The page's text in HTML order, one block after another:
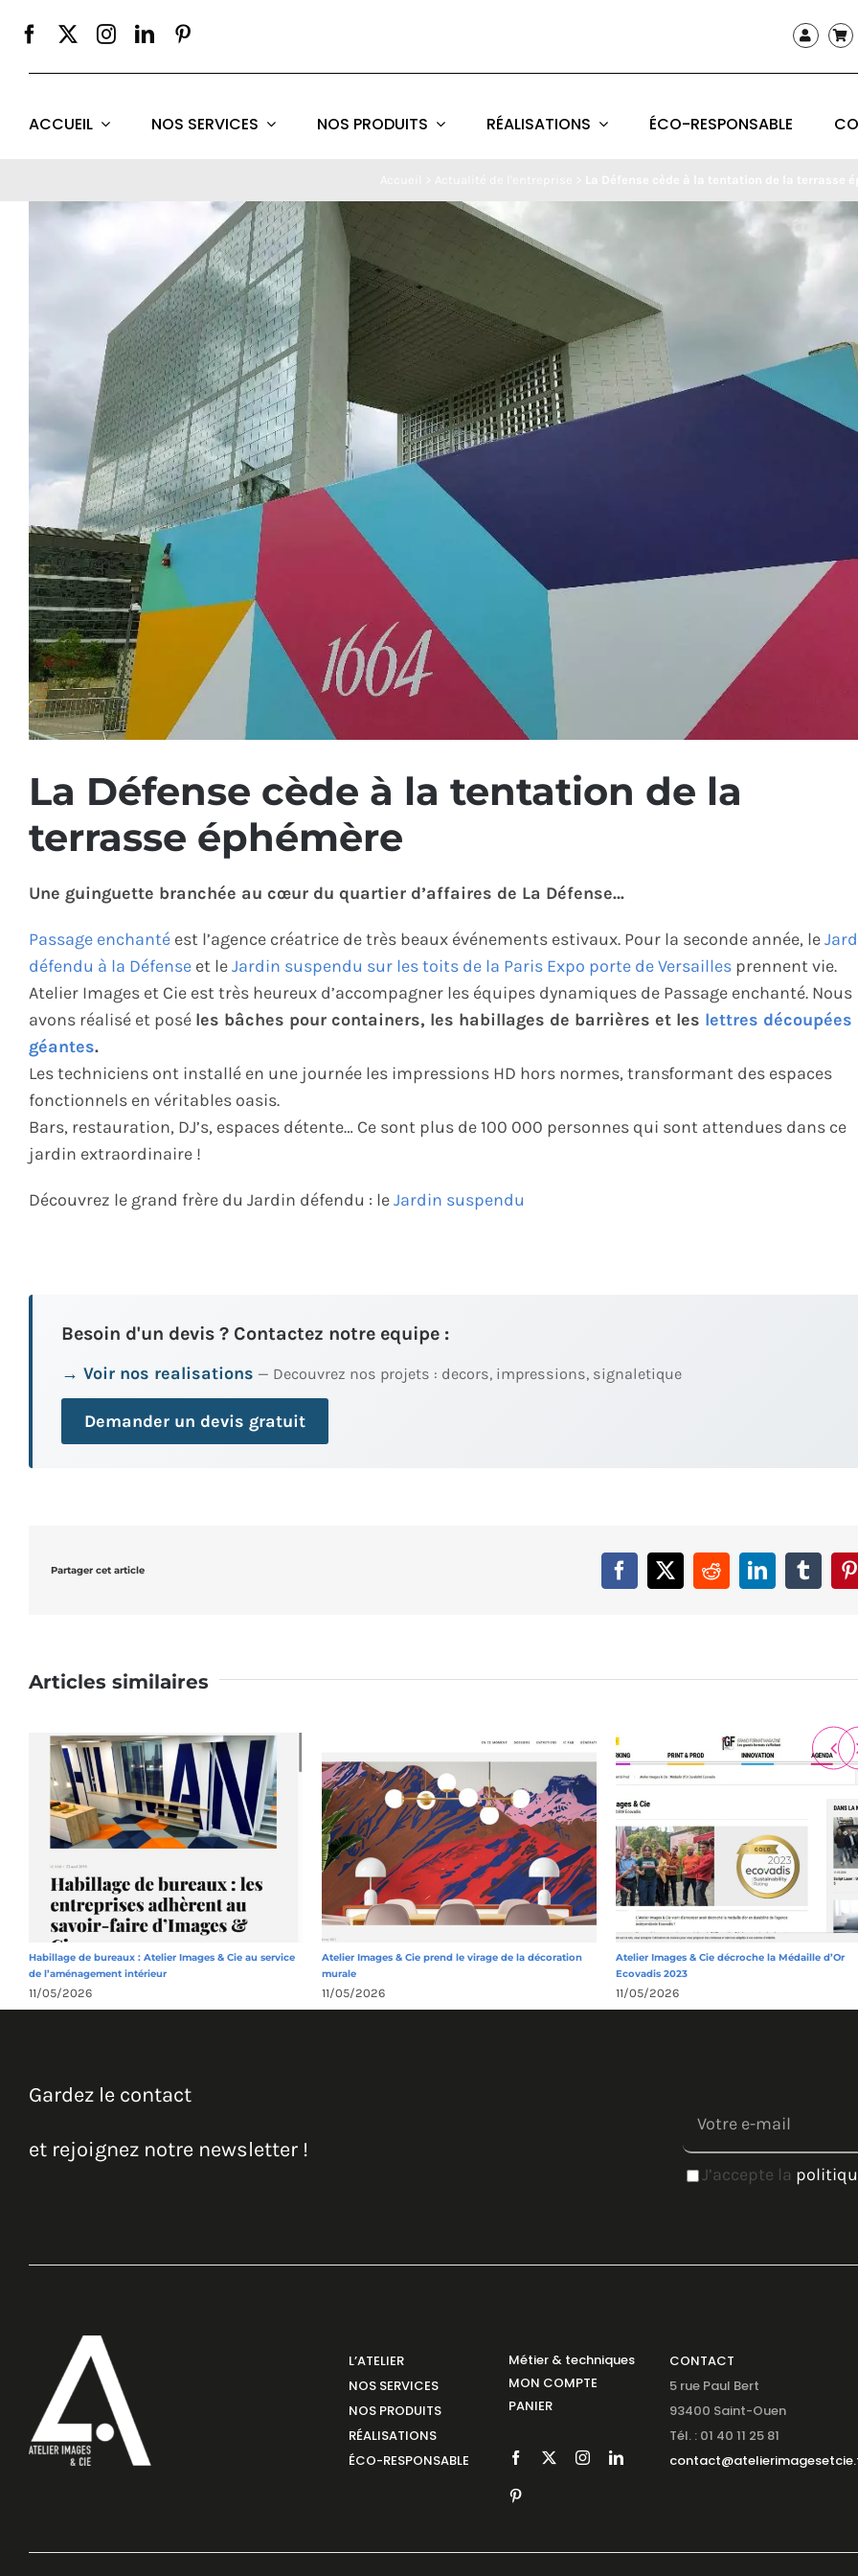
ACCUEIL NOS SERVICES NOS PRODUITS RÉALISATIONS ÉCO-RESPONSABLE
Voir
La Défense cède à la tentation de la
terrasse éphémère
Une guinguette branchée au cœur du quartier d’affaires de La Défense…
Passage enchanté est l’agence créatrice de très beaux événements estivaux. Pour la seconde année, le
défendu à la Défense et leJardin suspendu sur les toits de la Paris Expo porte de Versailles prennent vie.
Atelier Images et Cie est très heureux d’accompagner les équipes dynamiques de Passage enchanté. Nous
avons réalisé et posé les bâches pour containers, les habillages de barrières et les lettres découpées
géantes.
Les techniciens ont installé en une journée les impressions HD hors normes, transformant des espaces
fonctionnels en véritables oasis.
Bars, restauration, DJ’s, espaces détente… Ce sont plus de 100 000 personnes qui sont attendues dans ce
jardin extraordinaire !
Découvrez le grand frère du Jardin défendu : leJardin suspendu
Besoin d'un devis ? Contactez notre equipe :
→ Voir nos realisations — Decouvrez nos projets : decors, impressions, signaletique
Demander un devis gratuit
Partager cet article Facebook
X RedditLinkedInTumblr
Articles similaires
Habillage de bureaux : Atelier Images & Cie au service
de l’aménagement intérieur
11/05/2026
Atelier Images & Cie prend le virage de la décoration
murale
11/05/2026
Atelier Images & Cie décroche la Médaille d’Or
Ecovadis 2023
11/05/2026
Gardez le contact
et rejoignez notre newsletter !
J’accepte la
L’ATELIER
NOS SERVICES
NOS PRODUITS
RÉALISATIONS
ÉCO-RESPONSABLE
Métier & techniques
MON COMPTE
PANIER
CONTACT
5 rue Paul Bert
93400 Saint-Ouen
Tél. : 01 40 11 25 81